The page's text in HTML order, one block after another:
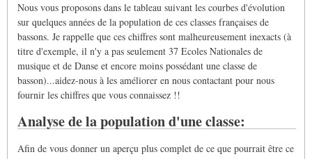
Nous vous proposons dans le tableau suivant les courbes d'évolution
sur quelques années de la population de ces classes françaises de
bassons. Je rappelle que ces chiffres sont malheureusement inexacts (à
titre d'exemple, il n'y a pas seulement 37 Ecoles Nationales de
musique et de Danse et encore moins possédant une classe de
basson)...aidez-nous à les améliorer en nous contactant pour nous
fournir les chiffres que vous connaissez !!
Analyse de la population d'une classe:
Afin de vous donner un aperçu plus complet de ce que pourrait être ce